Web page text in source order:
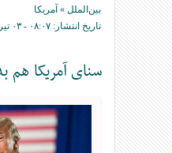
بین‌الملل » آمریکا
تاریخ انتشار: ۰۸:۰۷ - ۰۳ تير ۱۴۰۵ -
سنای آمریکا هم